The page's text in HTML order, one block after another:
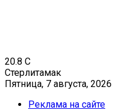
20.8 C
Стерлитамак
Пятница, 7 августа, 2026
Реклама на сайте